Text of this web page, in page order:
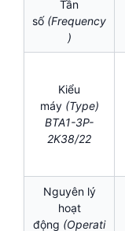
Tần
số (Frequency
)
Kiểu
máy (Type)
BTA1-3P-
2K38/22
Nguyên lý
hoạt
động (Operati